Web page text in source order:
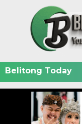
Belitong Today